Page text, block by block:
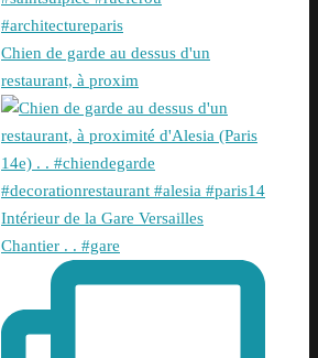
Chien de garde au dessus d'un
restaurant, à proxim
Intérieur de la Gare Versailles
Chantier . . #gare